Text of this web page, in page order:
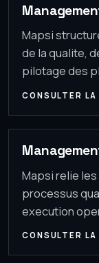
Mapsi
de la qualite,
pilotage des
CONSULTER LA
Mapsi relie
processus
execution
CONSULTER LA